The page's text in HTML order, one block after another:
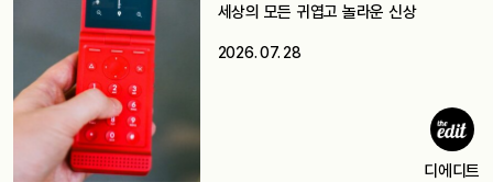
세상의 모든 귀엽고 놀라운 신상
2026. 07. 28
디에디트